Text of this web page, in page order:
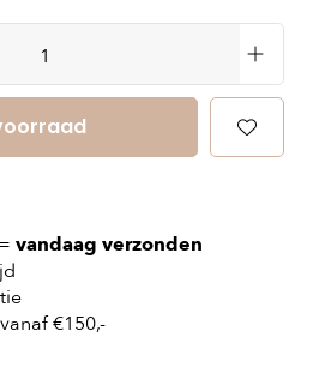
vandaag verzonden
vanaf €150,-